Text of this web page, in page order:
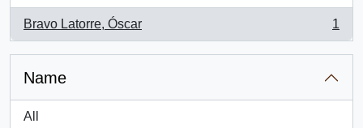
Bravo Latorre, Óscar
, 1 results
1
Name
All